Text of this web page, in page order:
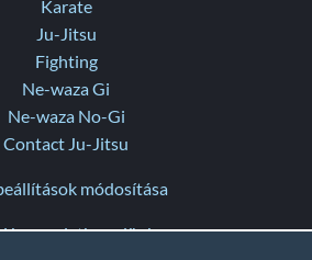
Karate
Ju-Jitsu
Fighting
Ne-waza Gi
Ne-waza No-Gi
Contact Ju-Jitsu
módosítása
kapcsolatba velünk